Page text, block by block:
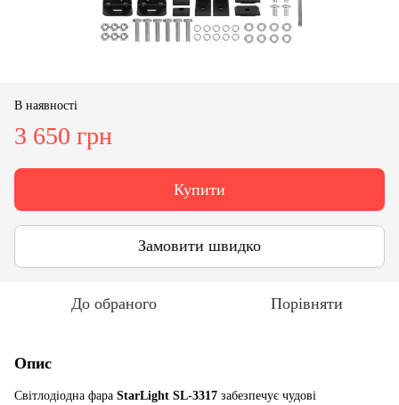
В наявності
3 650 грн
Купити
Замовити швидко
До обраного Порівняти
Опис
Світлодіодна фара StarLight SL-3317 забезпечує чудові